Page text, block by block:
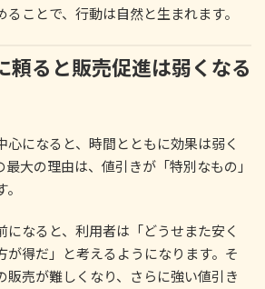
ことで、行動は自然と生まれます。
頼ると販売促進は弱くなる
心になると、時間とともに効果は弱く
最大の理由は、値引きが「特別なもの」
になると、利用者は「どうせまた安く
が得だ」と考えるようになります。そ
販売が難しくなり、さらに強い値引き